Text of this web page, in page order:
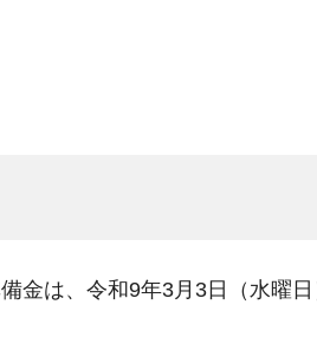
金は、令和9年3月3日（水曜